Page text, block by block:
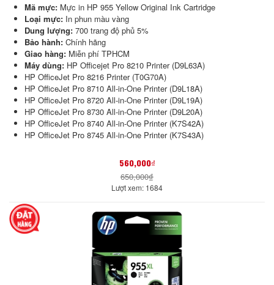
Mã mực: Mực in HP 955 Yellow Original Ink Cartridge
Loại mực: In phun màu vàng
Dung lượng: 700 trang độ phủ 5%
Bảo hành: Chính hãng
Giao hàng: Miễn phí TPHCM
Máy dùng: HP Officejet Pro 8210 Printer (D9L63A)
HP OfficeJet Pro 8216 Printer (T0G70A)
HP OfficeJet Pro 8710 All-in-One Printer (D9L18A)
HP OfficeJet Pro 8720 All-in-One Printer (D9L19A)
HP OfficeJet Pro 8730 All-in-One Printer (D9L20A)
HP OfficeJet Pro 8740 All-in-One Printer (K7S42A)
HP OfficeJet Pro 8745 All-in-One Printer (K7S43A)
560,000₫
650,000₫
Lượt xem: 1684